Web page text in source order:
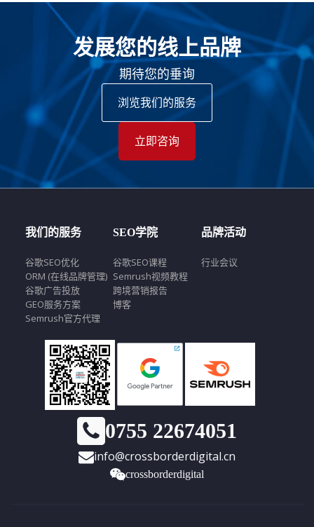
发展您的线上品牌
期待您的垂询
浏览我们的服务
立即咨询
我们的服务
谷歌SEO优化
ORM (在线品牌管理)
谷歌广告投放
GEO服务方案
Semrush官方代理
SEO学院
谷歌SEO课程
Semrush视频教程
跨境营销报告
博客
品牌活动
行业会议
0755 22674051
info@crossborderdigital.cn
crossborderdigital